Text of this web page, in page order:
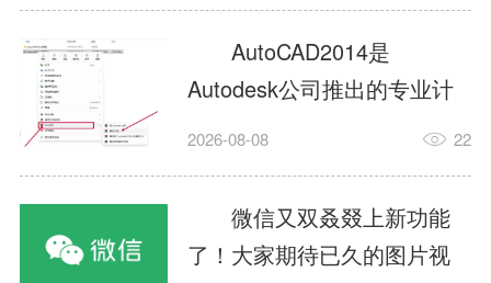
入AutoCAD2014的操作界
面，如图所示：2.在该界面内
找到矩形选项，如图所示：3.
点击矩...
办的解决方法，有需要的小
伙伴可以来了解了解哦。1.打
开控制面板，选择
AutodeskAutoCAD2014。2.
等AutodeskAutoCAD2014的
安装程序加载完毕。3.选择添
加/...
AutoCAD2014是
Autodesk公司推出的专业计
算机辅助设计（CAD）软
子、建筑、服装等多个工程
与设计领域。作为行业标准
工具之一，它提供了强大的
2026-08-08 22
微信又双叒叕上新功能
了！大家期待已久的图片视